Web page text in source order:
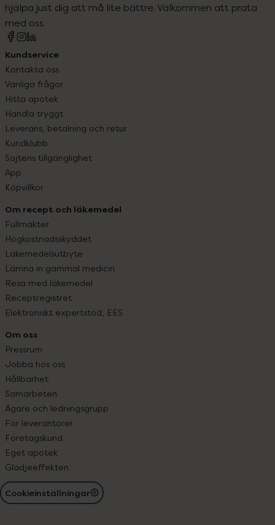
hjälpa just dig att må lite bättre. Välkommen att prata
med oss.
Kundservice
Kontakta oss
Vanliga frågor
Hitta apotek
Handla tryggt
Leverans, betalning och retur
Kundklubb
Sajtens tillgänglighet
App
Köpvillkor
Om recept och läkemedel
Fullmakter
Högkostnadsskyddet
Läkemedelsutbyte
Lämna in gammal medicin
Resa med läkemedel
Receptregistret
Elektroniskt expertstöd, EES
Om oss
Pressrum
Jobba hos oss
Hållbarhet
Samarbeten
Ägare och ledningsgrupp
För leverantörer
Företagskund
Eget apotek
Glädjeeffekten
Cookieinställningar